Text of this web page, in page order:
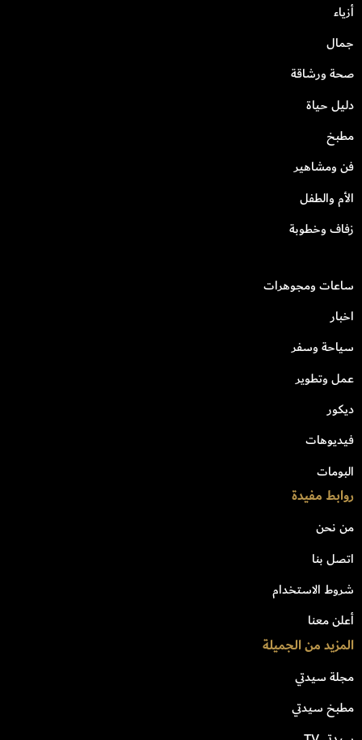
أزياء
جمال
صحة ورشاقة
دليل حياة
مطبخ
فن ومشاهير
الأم والطفل
زفاف وخطوبة
ساعات ومجوهرات
اخبار
سياحة وسفر
عمل وتطوير
ديكور
فيديوهات
البومات
روابط مفيدة
من نحن
اتصل بنا
شروط الاستخدام
أعلن معنا
المزيد من الجميلة
مجلة سيدتي
مطبخ سيدتي